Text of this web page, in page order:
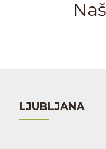
LJUBLJANA